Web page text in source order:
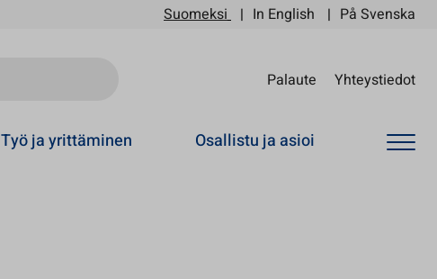
Suomeksi In English På Svenska
Palaute Yhteystiedot
Työ ja yrittäminen Osallistu ja asioi